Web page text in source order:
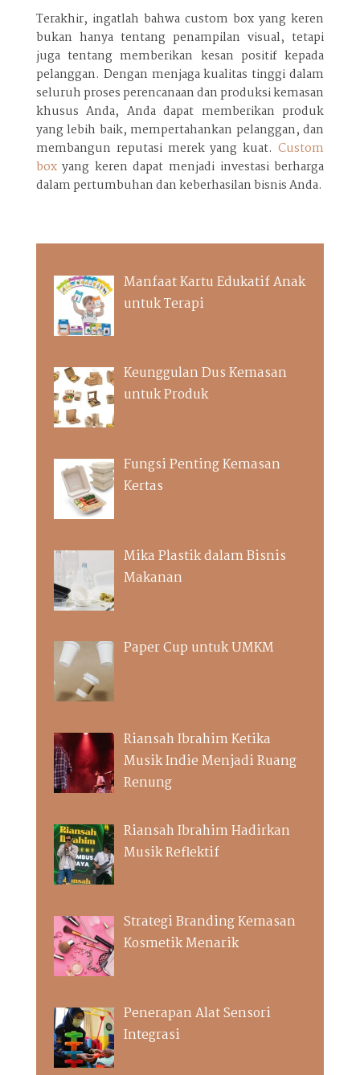
Terakhir, ingatlah bahwa custom box yang keren
bukan hanya tentang penampilan visual, tetapi
juga tentang memberikan kesan positif kepada
pelanggan. Dengan menjaga kualitas tinggi dalam
seluruh proses perencanaan dan produksi kemasan
khusus Anda, Anda dapat memberikan produk
yang lebih baik, mempertahankan pelanggan, dan
membangun reputasi merek yang kuat.Custom
boxyang keren dapat menjadi investasi berharga
dalam pertumbuhan dan keberhasilan bisnis Anda.
Manfaat Kartu Edukatif Anak
untuk Terapi
Keunggulan Dus Kemasan
untuk Produk
Fungsi Penting Kemasan
Kertas
Mika Plastik dalam Bisnis
Makanan
Paper Cup untuk UMKM
Riansah Ibrahim Ketika
Musik Indie Menjadi Ruang
Renung
Riansah Ibrahim Hadirkan
Musik Reflektif
Strategi Branding Kemasan
Kosmetik Menarik
Penerapan Alat Sensori
Integrasi